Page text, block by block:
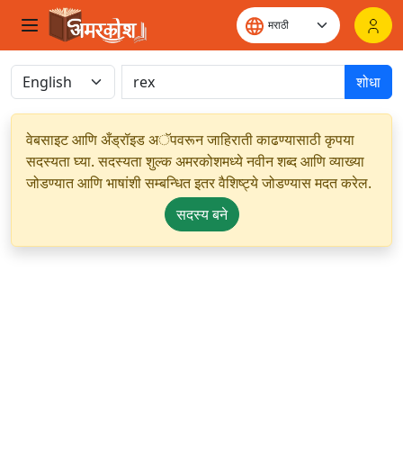
शोधा
वेबसाइट आणि अँड्रॉइड अॅपवरून जाहिराती काढण्यासाठी कृपया
सदस्यता घ्या. सदस्यता शुल्क अमरकोशमध्ये नवीन शब्द आणि व्याख्या
जोडण्यात आणि भाषांशी सम्बन्धित इतर वैशिष्ट्ये जोडण्यास मदत करेल.
सदस्य बने